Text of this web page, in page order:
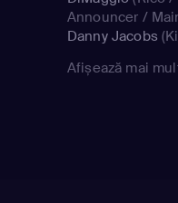
Announcer /
Danny Jacobs
(Pete Peters /
Afișează mai